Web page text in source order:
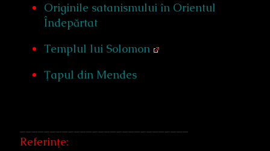
Originile satanismului în Orientul
Îndepărtat
Templul lui Solomon
Ţapul din Mendes
Referinţe: